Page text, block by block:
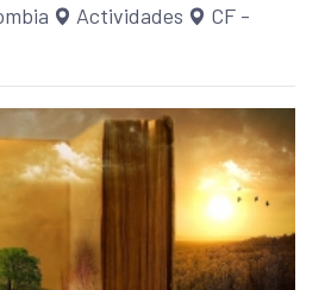
Actividades
CF -